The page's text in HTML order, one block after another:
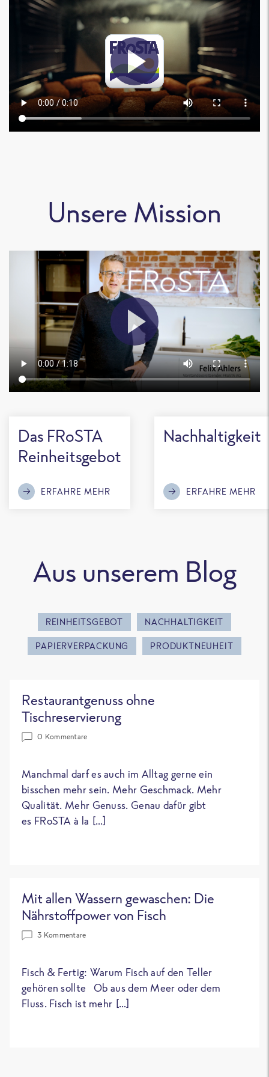
Unsere Mission
Das FRoSTA
Reinheitsgebot
ERFAHRE MEHR
Nachhaltigkeit
ERFAHRE MEHR
Aus unserem Blog
REINHEITSGEBOT NACHHALTIGKEIT
PAPIERVERPACKUNG PRODUKTNEUHEIT
Restaurantgenuss ohne
Tischreservierung
0 Kommentare
Manchmal darf es auch im Alltag gerne ein
bisschen mehr sein. Mehr Geschmack. Mehr
Qualität. Mehr Genuss. Genau dafür gibt
es FRoSTA à la […]
Mit allen Wassern gewaschen: Die
Nährstoffpower von Fisch
3 Kommentare
Fisch & Fertig: Warum Fisch auf den Teller
gehören sollte Ob aus dem Meer oder dem
Fluss. Fisch ist mehr […]